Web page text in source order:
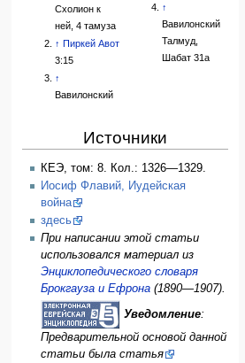
Схолион к
ней, 4 тамуза
↑ Пиркей Авот
3:15
↑
Вавилонский
↑
Вавилонский
Талмуд,
Шабат 31а
Источники
КЕЭ, том: 8. Кол.: 1326—1329.
Иосиф Флавий, Иудейская
война
здесь
При написании этой статьи
использовался материал из
Энциклопедического словаря
Брокгауза и Ефрона(1890—1907).
Уведомление:
Предварительной основой данной
статьи была статья